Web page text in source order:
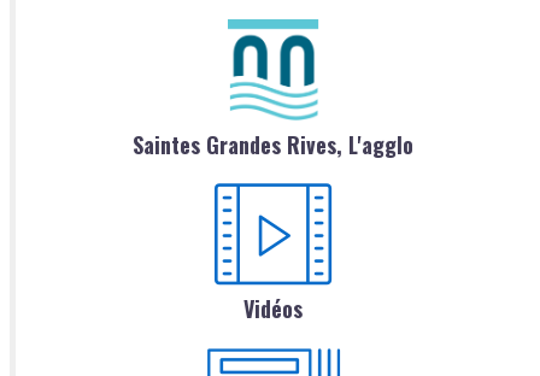
Saintes Grandes Rives, L'agglo
Vidéos